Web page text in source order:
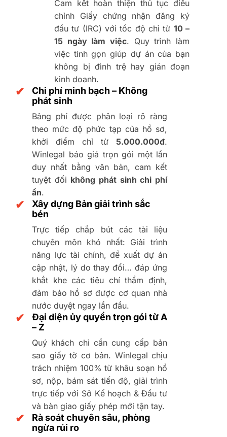
Cam kết hoàn thiện thủ tục điều
chỉnh Giấy chứng nhận đăng ký
đầu tư (IRC) với tốc độ chỉ từ 10 –
15 ngày làm việc. Quy trình làm
việc tinh gọn giúp dự án của bạn
không bị đình trệ hay gián đoạn
kinh doanh.
✔
Chi phí minh bạch – Không
phát sinh
Bảng phí được phân loại rõ ràng
theo mức độ phức tạp của hồ sơ,
khởi điểm chỉ từ 5.000.000đ.
Winlegal báo giá trọn gói một lần
duy nhất bằng văn bản, cam kết
tuyệt đối không phát sinh chi phí
ẩn.
✔
Xây dựng Bản giải trình sắc
bén
Trực tiếp chắp bút các tài liệu
chuyên môn khó nhất: Giải trình
năng lực tài chính, đề xuất dự án
cập nhật, lý do thay đổi… đáp ứng
khắt khe các tiêu chí thẩm định,
đảm bảo hồ sơ được cơ quan nhà
nước duyệt ngay lần đầu.
✔
Đại diện ủy quyền trọn gói từ A
– Z
Quý khách chỉ cần cung cấp bản
sao giấy tờ cơ bản. Winlegal chịu
trách nhiệm 100% từ khâu soạn hồ
sơ, nộp, bám sát tiến độ, giải trình
trực tiếp với Sở Kế hoạch & Đầu tư
và bàn giao giấy phép mới tận tay.
✔
Rà soát chuyên sâu, phòng
ngừa rủi ro